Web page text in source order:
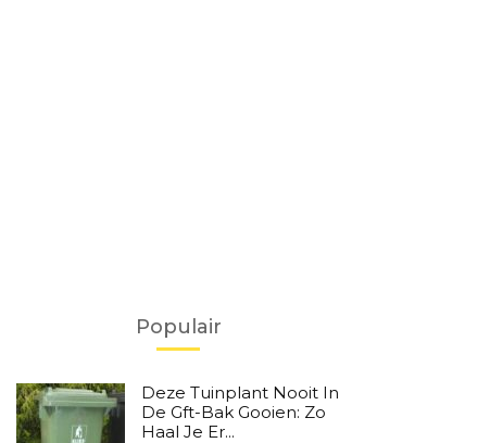
Populair
Deze Tuinplant Nooit In
De Gft-Bak Gooien: Zo
Haal Je Er...